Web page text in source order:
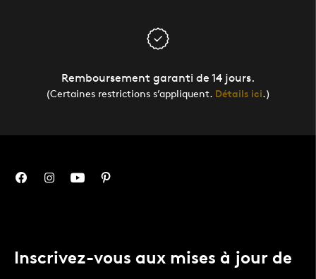
Remboursement garanti de 14 jours.
(Certaines restrictions s’appliquent. Détails ici.)
Inscrivez-vous aux mises à jour de